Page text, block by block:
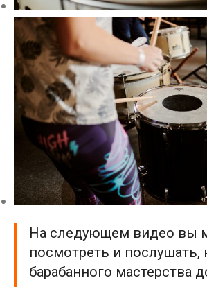
На следующем видео вы
посмотреть и послушать,
барабанного мастерства